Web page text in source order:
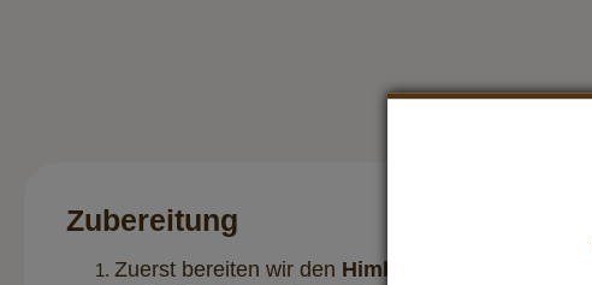
Zubereitung
Zuerst bereiten wir den Himbeer-Zitronen-Sirup